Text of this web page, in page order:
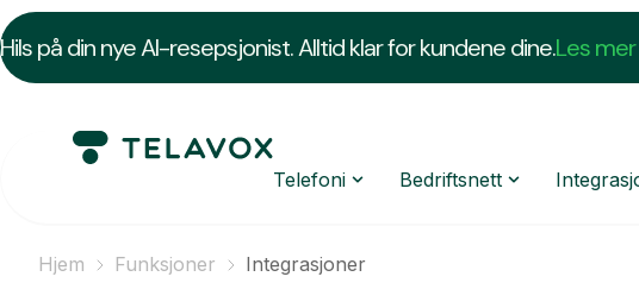
Hils på din nye AI-resepsjonist. Alltid klar for kundene dine.Les mer
Telefoni Bedriftsnett
Hjem Funksjoner Integrasjoner